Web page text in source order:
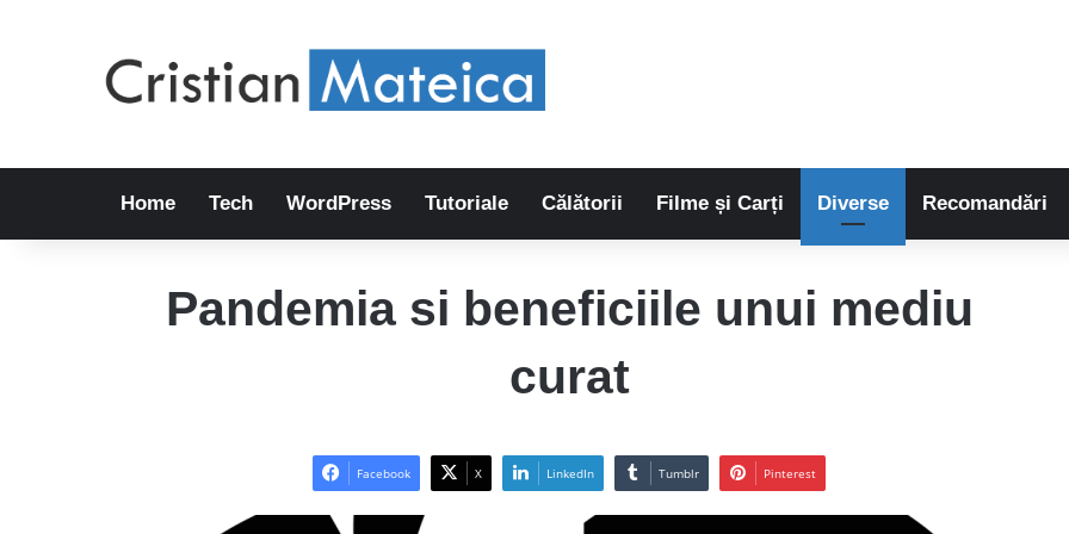
Home Tech WordPress Tutoriale Călătorii Filme și Carți Diverse Recomandări
Pandemia si beneficiile unui mediu
curat
Facebook X LinkedIn Tumblr Pinterest